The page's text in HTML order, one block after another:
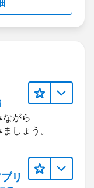
がら
しょう。
リ